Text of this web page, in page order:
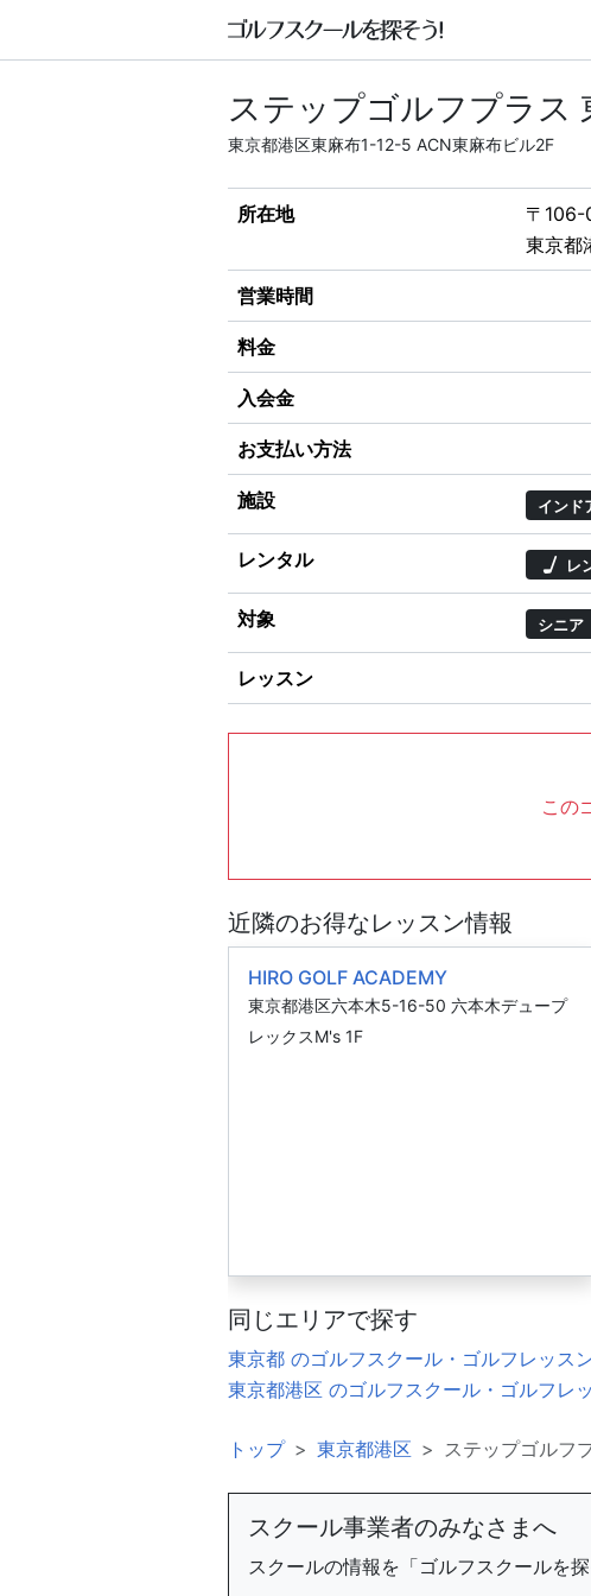
ステップゴルフプラス
東京都港区東麻布1-12-5 ACN東麻布ビル2F
所在地
〒
東京都
営業時間
料金
入会金
お支払い方法
施設 インド
レンタル レ
対象 シニア
レッスン
この
近隣のお得なレッスン情報
HIRO GOLF ACADEMY
東京都港区六本木5-16-50 六本木デュープ
レックスM's 1F
同じエリアで探す
東京都 のゴルフスクール・ゴルフレッス
東京都港区 のゴルフスクール・ゴルフレ
トップ 東京都港区 ステップゴルフ
スクール事業者のみなさまへ
スクールの情報を「ゴルフスクールを